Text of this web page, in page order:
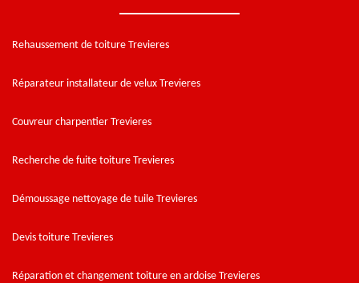
Rehaussement de toiture Trevieres
Réparateur installateur de velux Trevieres
Couvreur charpentier Trevieres
Recherche de fuite toiture Trevieres
Démoussage nettoyage de tuile Trevieres
Devis toiture Trevieres
Réparation et changement toiture en ardoise Trevieres